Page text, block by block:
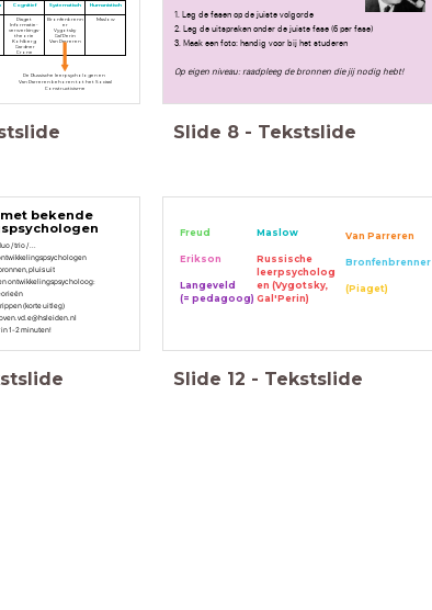
Cognitief Systematisch Humanistisch
Piaget
Informatie-
verwerkings-
theorie
Kohlberg
Gardner
Crone
Bronfenbrenn
er
Vygotsky
Gal'Perin
Van Parreren
Maslow
De Russische leerpsychologen en
Van Parreren behoren tot het Sociaal
Constructivisme
1. Leg de fasen op de juiste volgorde
2. Leg de uitspraken onder de juiste fase (6 per fase)
3. Maak een foto: handig voor bij het studeren
Op eigen niveau: raadpleeg de bronnen die jij nodig hebt!
Slide 8 - Tekstslide
bekende
/ trio / ...
pluis uit
ontwikkelingspsycholoog:
(korte uitleg)
in 1-2 minuten!
Freud
Erikson
Langeveld
(= pedagoog)
Maslow
Russische
leerpsycholog
en (Vygotsky,
Gal'Perin)
Van Parreren
Bronfenbrenner
(Piaget)
Slide 12 - Tekstslide